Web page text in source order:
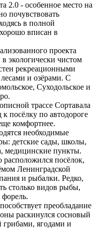
2.0 - особенное место на
почувствовать
в полной
вписан в
проекта
экологически чистом
рекреационными
и озёрами. С
Суходольское и
трассе Сортавала
посёлку по автодороге
комфортнее.
необходимые
детские сады, школы,
медицинские пункты.
расположился посёлок,
Ленинградской
и рыбалки. Редко,
столько видов рыбы,
преобладание
раскинулся сосновый
грибами, ягодами и